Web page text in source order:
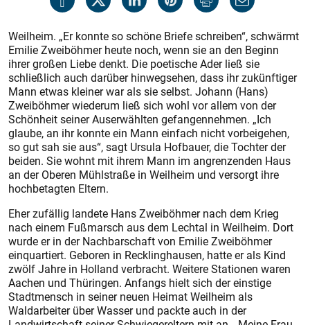
Weilheim. „Er konnte so schöne Briefe schreiben“, schwärmt
Emilie Zweiböhmer heute noch, wenn sie an den Beginn
ihrer großen Liebe denkt. Die poetische Ader ließ sie
schließlich auch darüber hinwegsehen, dass ihr zukünftiger
Mann etwas kleiner war als sie selbst. Johann (Hans)
Zweiböhmer wiederum ließ sich wohl vor allem von der
Schönheit seiner Auserwählten gefangennehmen. „Ich
glaube, an ihr konnte ein Mann einfach nicht vorbeigehen,
so gut sah sie aus“, sagt Ursula Hofbauer, die Tochter der
beiden. Sie wohnt mit ihrem Mann im angrenzenden Haus
an der Oberen Mühlstraße in Weilheim und versorgt ihre
hochbetagten Eltern.
Eher zufällig landete Hans Zweiböhmer nach dem Krieg
nach einem Fußmarsch aus dem Lechtal in Weilheim. Dort
wurde er in der Nachbarschaft von Emilie Zweiböhmer
einquartiert. Geboren in Recklinghausen, hatte er als Kind
zwölf Jahre in Holland verbracht. Weitere Stationen waren
Aachen und Thüringen. Anfangs hielt sich der einstige
Stadtmensch in seiner neuen Heimat Weilheim als
Waldarbeiter über Wasser und packte auch in der